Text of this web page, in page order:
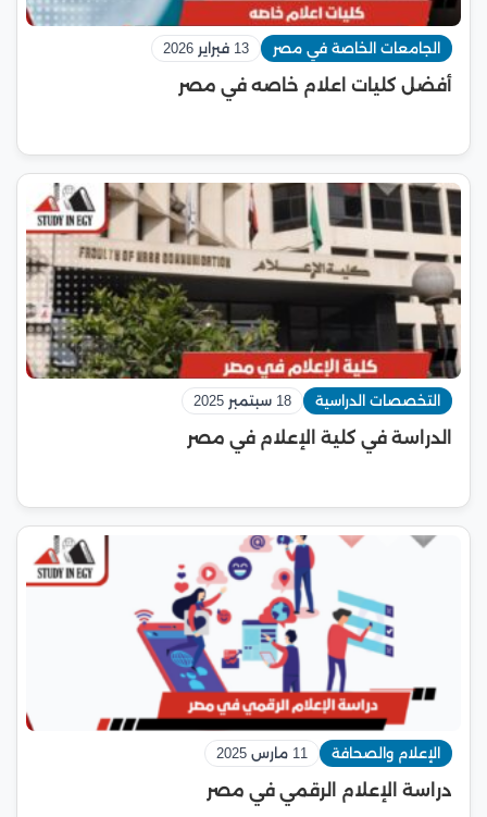
الجامعات الخاصة في مصر 13 فبراير 2026
أفضل كليات اعلام خاصه في مصر
التخصصات الدراسية 18 سبتمبر 2025
الدراسة في كلية الإعلام في مصر
الإعلام والصحافة 11 مارس 2025
دراسة الإعلام الرقمي في مصر